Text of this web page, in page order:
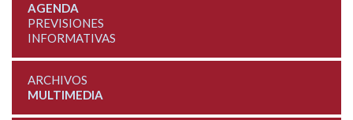
AGENDA
PREVISIONES
INFORMATIVAS
ARCHIVOS
MULTIMEDIA